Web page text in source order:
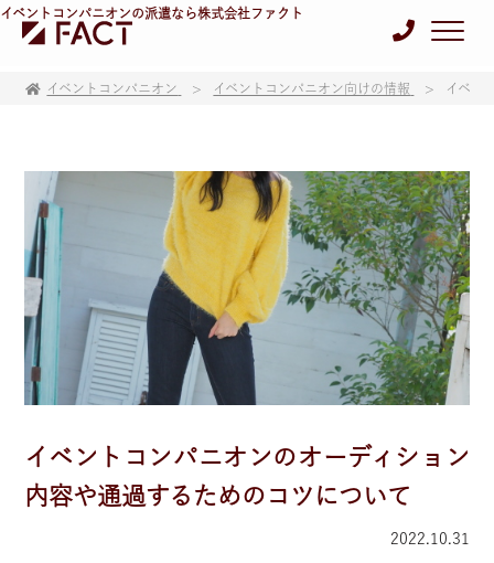
イベントコンパニオンの派遣なら株式会社ファクト
イベントコンパニオン イベントコンパニオン向けの情報 イベン
イベントコンパニオンのオーディション
内容や通過するためのコツについて
2022.10.31